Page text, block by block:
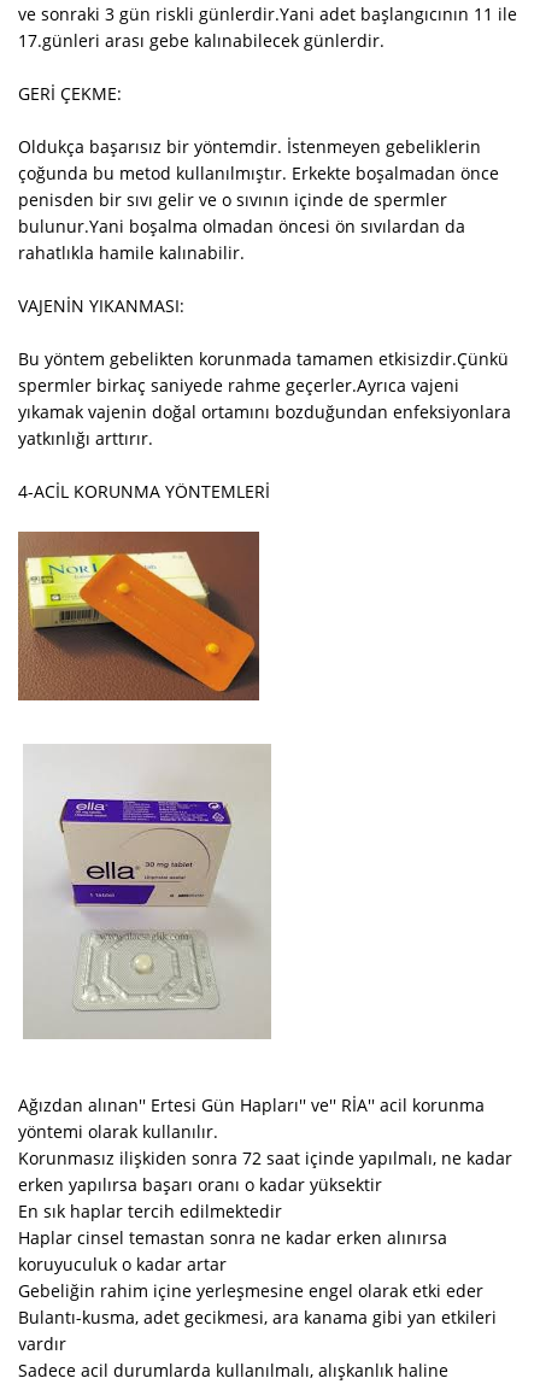
ve sonraki 3 gün riskli günlerdir.Yani adet başlangıcının 11 ile
17.günleri arası gebe kalınabilecek günlerdir.
GERİ ÇEKME:
Oldukça başarısız bir yöntemdir. İstenmeyen gebeliklerin
çoğunda bu metod kullanılmıştır. Erkekte boşalmadan önce
penisden bir sıvı gelir ve o sıvının içinde de spermler
bulunur.Yani boşalma olmadan öncesi ön sıvılardan da
rahatlıkla hamile kalınabilir.
VAJENİN YIKANMASI:
Bu yöntem gebelikten korunmada tamamen etkisizdir.Çünkü
spermler birkaç saniyede rahme geçerler.Ayrıca vajeni
yıkamak vajenin doğal ortamını bozduğundan enfeksiyonlara
yatkınlığı arttırır.
4-ACİL KORUNMA YÖNTEMLERİ
Ağızdan alınan'' Ertesi Gün Hapları'' ve'' RİA'' acil korunma
yöntemi olarak kullanılır.
Korunmasız ilişkiden sonra 72 saat içinde yapılmalı, ne kadar
erken yapılırsa başarı oranı o kadar yüksektir
En sık haplar tercih edilmektedir
Haplar cinsel temastan sonra ne kadar erken alınırsa
koruyuculuk o kadar artar
Gebeliğin rahim içine yerleşmesine engel olarak etki eder
Bulantı-kusma, adet gecikmesi, ara kanama gibi yan etkileri
vardır
Sadece acil durumlarda kullanılmalı, alışkanlık haline